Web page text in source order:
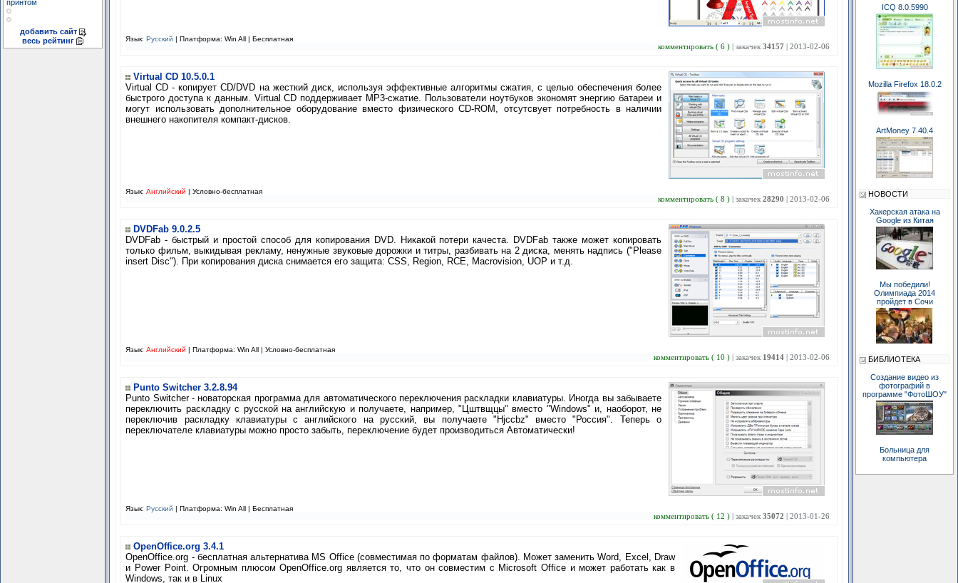
принтом
добавить сайт
весь рейтинг
Язык:Русский | Платформа: Win All |Бесплатная
комментировать ( 6 )
| закачек 34157 | 2013-02-06
Virtual CD 10.5.0.1
Virtual CD - копирует CD/DVD на жесткий диск, используя эффективные алгоритмы сжатия, с целью обеспечения более
быстрого доступа к данным. Virtual CD поддерживает MP3-сжатие. Пользователи ноутбуков экономят энергию батареи и
могут использовать дополнительное оборудование вместо физического CD-ROM, отсутсвует потребность в наличии
внешнего накопителя компакт-дисков.
Язык:Английский |Условно-бесплатная
комментировать ( 8 )
| закачек 28290 | 2013-02-06
DVDFab 9.0.2.5
DVDFab - быстрый и простой способ для копирования DVD. Никакой потери качеста. DVDFab также может копировать
только фильм, выкидывая рекламу, ненужные звуковые дорожки и титры, разбивать на 2 диска, менять надпись ("Please
insert Disc"). При копирования диска снимается его защита: CSS, Region, RCE, Macrovision, UOP и т.д.
Язык:Английский | Платформа: Win All |Условно-бесплатная
комментировать ( 10 )
| закачек 19414 | 2013-02-06
Punto Switcher 3.2.8.94
Punto Switcher - новаторская программа для автоматического переключения раскладки клавиатуры. Иногда вы забываете
переключить раскладку с русской на английскую и получаете, например, "Цштвщцы" вместо "Windows" и, наоборот, не
переключив раскладку клавиатуры с английского на русский, вы получаете "Hjccbz" вместо "Россия". Теперь о
переключателе клавиатуры можно просто забыть, переключение будет производиться Автоматически!
Язык:Русский | Платформа: Win All |Бесплатная
комментировать ( 12 )
| закачек 35072 | 2013-01-26
OpenOffice.org 3.4.1
OpenOffice.org - бесплатная альтернатива MS Office (совместимая по форматам файлов). Может заменить Word, Excel, Draw
и Power Point. Огромным плюсом OpenOffice.org является то, что он совместим с Microsoft Office и может работать как в
Windows, так и в Linux
ICQ 8.0.5990
Mozilla Firefox 18.0.2
ArtMoney 7.40.4
НОВОСТИ
Хакерская атака на
Google из Китая
Мы победили!
Олимпиада 2014
пройдет в Сочи
БИБЛИОТЕКА
Создание видео из
фотографий в
программе "ФотоШОУ"
Больница для
компьютера